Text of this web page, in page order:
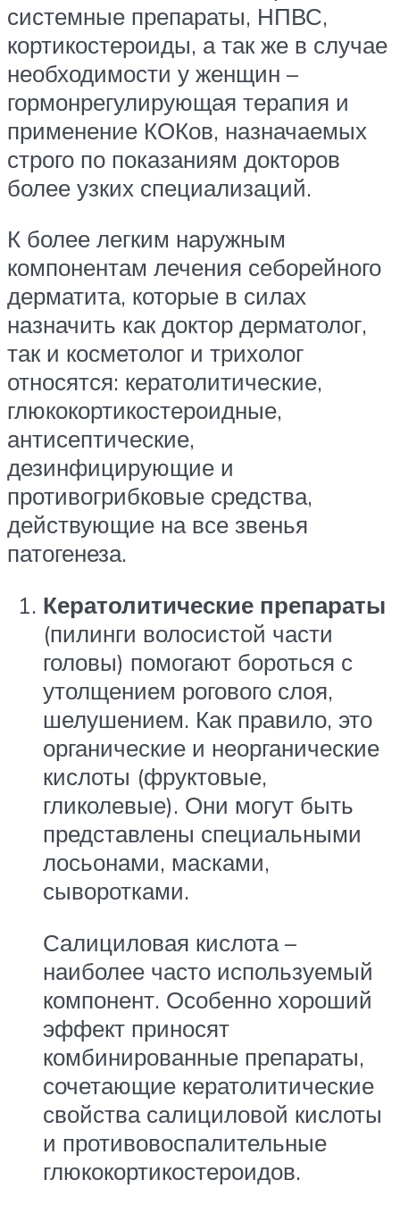
системные препараты, НПВС,
кортикостероиды, а так же в случае
необходимости у женщин –
гормонрегулирующая терапия и
применение КОКов, назначаемых
строго по показаниям докторов
более узких специализаций.
К более легким наружным
компонентам лечения себорейного
дерматита, которые в силах
назначить как доктор дерматолог,
так и косметолог и трихолог
относятся: кератолитические,
глюкокортикостероидные,
антисептические,
дезинфицирующие и
противогрибковые средства,
действующие на все звенья
патогенеза.
Кератолитические препараты
(пилинги волосистой части
головы) помогают бороться с
утолщением рогового слоя,
шелушением. Как правило, это
органические и неорганические
кислоты (фруктовые,
гликолевые). Они могут быть
представлены специальными
лосьонами, масками,
сыворотками.
Салициловая кислота –
наиболее часто используемый
компонент. Особенно хороший
эффект приносят
комбинированные препараты,
сочетающие кератолитические
свойства салициловой кислоты
и противовоспалительные
глюкокортикостероидов.